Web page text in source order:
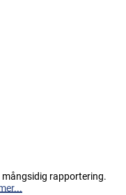
rapportering.